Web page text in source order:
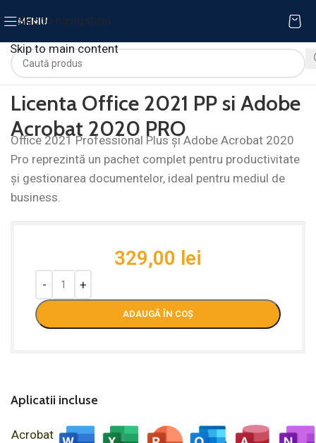
Skip to navigation
Skip to main content
MENIU
Licenta Office 2021 PP si Adobe
Acrobat 2020 PRO
Office 2021 Professional Plus și Adobe Acrobat 2020
Pro reprezintă un pachet complet pentru productivitate
și gestionarea documentelor, ideal pentru mediul de
business.
329,00 lei
ADAUGĂ ÎN COȘ
Aplicatii incluse
Acrobat